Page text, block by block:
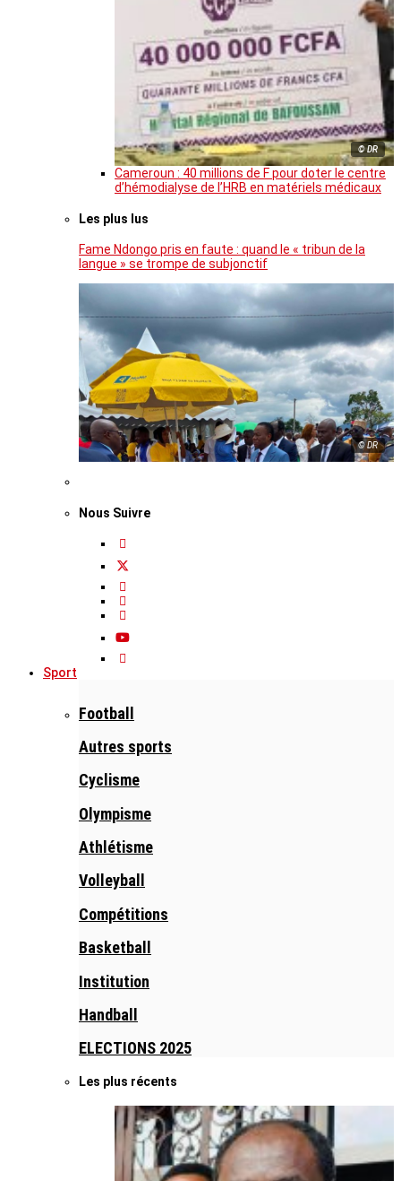
© DR
Cameroun : 40 millions de F pour doter le centre
d’hémodialyse de l’HRB en matériels médicaux
Les plus lus
Fame Ndongo pris en faute : quand le « tribun de la
langue » se trompe de subjonctif
© DR
Nous Suivre
Sport
Football
Autres sports
Cyclisme
Olympisme
Athlétisme
Volleyball
Compétitions
Basketball
Institution
Handball
ELECTIONS 2025
Les plus récents